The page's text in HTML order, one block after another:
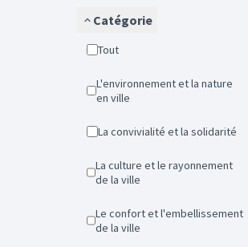
Catégorie
Tout
L'environnement et la nature
en ville
La convivialité et la solidarité
La culture et le rayonnement
de la ville
Le confort et l'embellissement
de la ville